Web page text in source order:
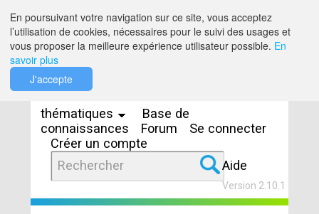
thématiques
Base de
connaissances
Forum
Se connecter
Créer un compte
Aide
Version 2.10.1
En poursuivant votre navigation sur ce site, vous acceptez
l’utilisation de cookies, nécessaires pour le suivi des usages et
vous proposer la meilleure expérience utilisateur possible. En
savoir plus
J'accepte